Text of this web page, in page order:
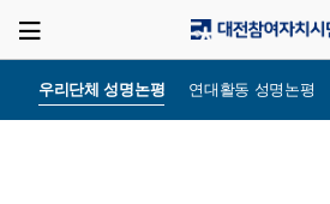
우리단체 성명논평 연대활동 성명논평